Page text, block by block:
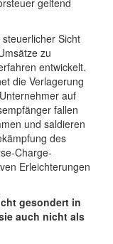
geltend
Sicht
zu
entwickelt.
die Verlagerung
auf
fallen
und saldieren
des
Charge-
Erleichterungen
gesondert in
auch nicht als